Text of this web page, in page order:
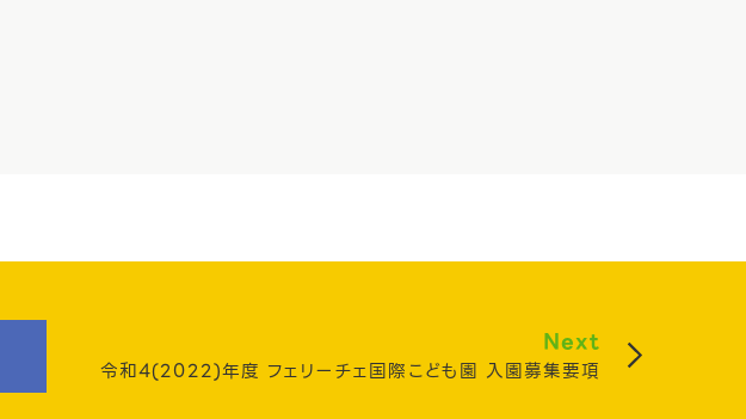
Next
令和4(2022)年度 フェリーチェ国際こども園 入園募集要項